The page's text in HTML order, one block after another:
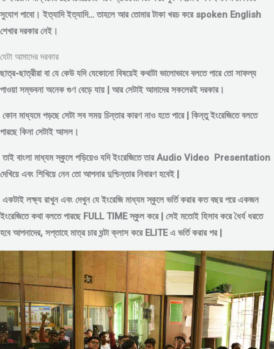
সুযোগ পাবো। ইত্যাদি ইত্যাদি… তাহলে আর তোমার টাকা খরচ করে spoken English
শেখার দরকার নেই।
যেটা আমাদের দরকার
ছাত্র-ছাত্রীরা বা যে কেউ যদি যেকোনো বিষয়েই কথাটা ভালোভাবে বলতে পারে তো সাফল্য
পাওয়া সম্ভবনা অনেক গুণ বেড়ে যায় | আর সেটাই আমাদের সকলেরই দরকার।
কোন মাধ্যমে পড়ছে সেটা সব সময় চিন্তার কারণ নাও হতে পারে | কিন্তু ইংরেজিতে বলতে
পারছে কিনা সেটাই আসল।
তাই বাংলা মাধ্যম স্কুলে পড়িয়েও যদি ইংরেজিতে তার Audio Video Presentation
দেখিয়ে এবং শিখিয়ে নেন তো আপনার দুশ্চিন্তার নিবারণ হবেই |
একটাই লক্ষ্য রাখুন এবং দেখুন যে ইংরেজি মাধ্যম স্কুলে ভর্তি করার কত বছর পরে একজন
ইংরেজিতে কথা বলতে পারছে FULL TIME স্কুল করে | সেই মতোই হিসাব করে ধৈর্য ধরতে
হবে আপনাদের, সপ্তাহে মাত্র চার ঘন্টা ক্লাস করে ELITE এ ভর্তি করার পর |